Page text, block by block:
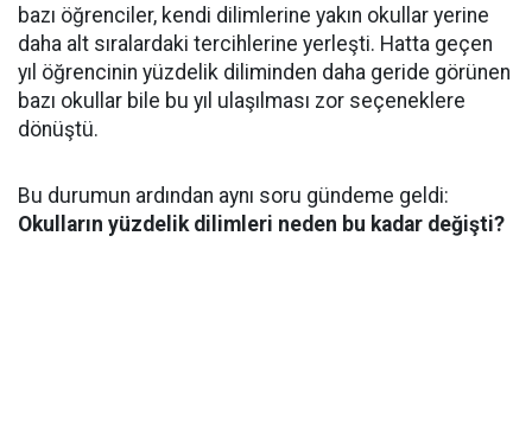
bazı öğrenciler, kendi dilimlerine yakın okullar yerine
daha alt sıralardaki tercihlerine yerleşti. Hatta geçen
yıl öğrencinin yüzdelik diliminden daha geride görünen
bazı okullar bile bu yıl ulaşılması zor seçeneklere
dönüştü.
Bu durumun ardından aynı soru gündeme geldi:
Okulların yüzdelik dilimleri neden bu kadar değişti?